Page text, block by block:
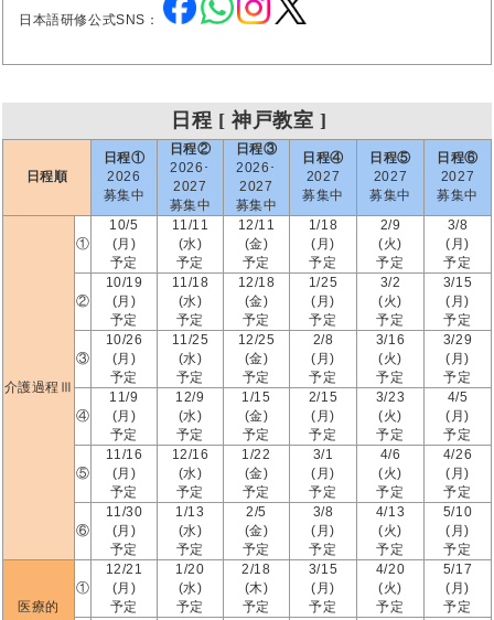
日本語研修公式SNS：
日程 [ 神戸教室 ]
日程順
日程①
2026
募集中
日程②
2026･
2027
募集中
日程③
2026･
2027
募集中
日程④
2027
募集中
日程⑤
2027
募集中
日程⑥
2027
募集中
介護過程Ⅲ
①
10/5
(月)
予定
11/11
(水)
予定
12/11
(金)
予定
1/18
(月)
予定
2/9
(火)
予定
3/8
(月)
予定
②
10/19
(月)
予定
11/18
(水)
予定
12/18
(金)
予定
1/25
(月)
予定
3/2
(火)
予定
3/15
(月)
予定
③
10/26
(月)
予定
11/25
(水)
予定
12/25
(金)
予定
2/8
(月)
予定
3/16
(火)
予定
3/29
(月)
予定
④
11/9
(月)
予定
12/9
(水)
予定
1/15
(金)
予定
2/15
(月)
予定
3/23
(火)
予定
4/5
(月)
予定
⑤
11/16
(月)
予定
12/16
(水)
予定
1/22
(金)
予定
3/1
(月)
予定
4/6
(火)
予定
4/26
(月)
予定
⑥
11/30
(月)
予定
1/13
(水)
予定
2/5
(金)
予定
3/8
(月)
予定
4/13
(火)
予定
5/10
(月)
予定
医療的
①
12/21
(月)
予定
1/20
(水)
予定
2/18
(木)
予定
3/15
(月)
予定
4/20
(火)
予定
5/17
(月)
予定